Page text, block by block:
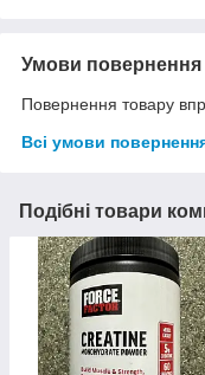
Умови повернення
Повернення товару
Всі умови
Подібні товари